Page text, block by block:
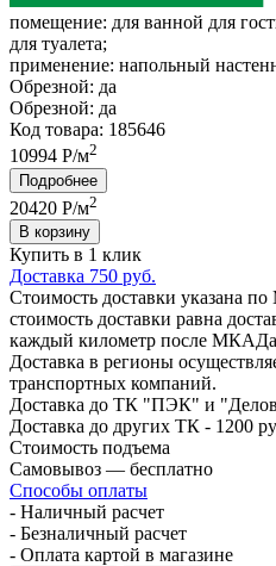
помещение: для ванной для
для туалета;
применение: напольный
Обрезной: да
Обрезной: да
Код товара: 185646
10994 Р/м2
Подробнее
20420 Р/м2
В корзину
Купить в 1 клик
Доставка 750 руб.
Стоимость доставки указана
стоимость доставки равна
каждый километр после
Доставка в регионы
транспортных компаний.
Доставка до ТК "ПЭК" и
Доставка до других ТК - 1200
Стоимость подъема
Самовывоз — бесплатно
Способы оплаты
- Наличный расчет
- Безналичный расчет
- Оплата картой в магазине